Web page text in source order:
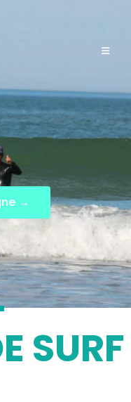
→
SURF